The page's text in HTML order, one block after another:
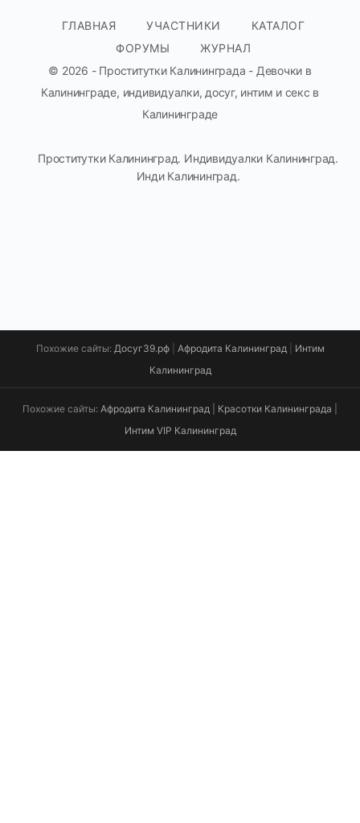
ГЛАВНАЯ УЧАСТНИКИ
КАТАЛОГ
ФОРУМЫ
ЖУРНАЛ
© 2026 - Проститутки Калининграда - Девочки в
Калининграде, индивидуалки, досуг, интим и секс в
Калининграде
Проститутки Калининград. Индивидуалки Калининград.
Инди Калининград.
Похожие сайты: Досуг39.рф| Афродита Калининград| Интим
Калининград
Похожие сайты: Афродита Калининград Красотки Калининграда
Интим VIP Калининград